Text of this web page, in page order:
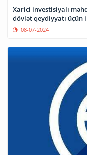
Xarici investisiyalı
dövlət qeydiyyatı üçün
08-07-2024